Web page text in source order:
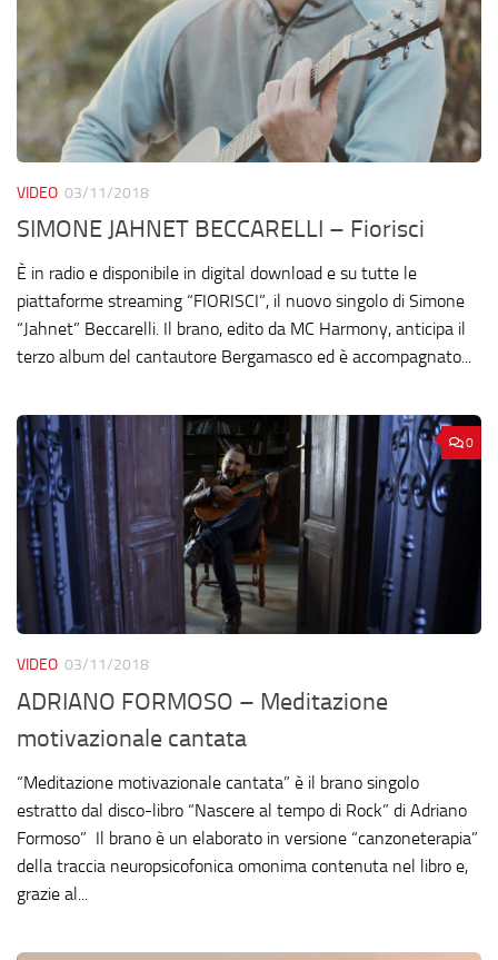
VIDEO 03/11/2018
SIMONE JAHNET BECCARELLI – Fiorisci
È in radio e disponibile in digital download e su tutte le
piattaforme streaming “FIORISCI”, il nuovo singolo di Simone
“Jahnet” Beccarelli. Il brano, edito da MC Harmony, anticipa il
terzo album del cantautore Bergamasco ed è accompagnato...
0
VIDEO 03/11/2018
ADRIANO FORMOSO – Meditazione
motivazionale cantata
“Meditazione motivazionale cantata” è il brano singolo
estratto dal disco-libro “Nascere al tempo di Rock” di Adriano
Formoso” Il brano è un elaborato in versione “canzoneterapia”
della traccia neuropsicofonica omonima contenuta nel libro e,
grazie al...